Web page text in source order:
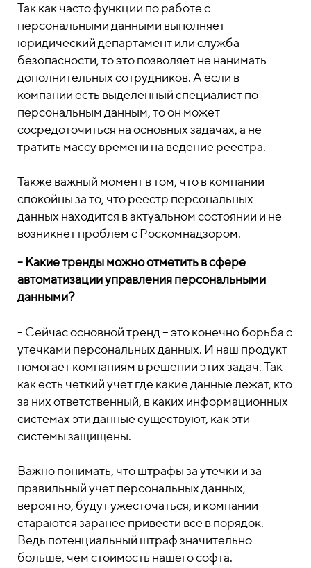
Так как часто функции по работе с
персональными данными выполняет
юридический департамент или служба
безопасности, то это позволяет не нанимать
дополнительных сотрудников. А если в
компании есть выделенный специалист по
персональным данным, то он может
сосредоточиться на основных задачах, а не
тратить массу времени на ведение реестра.
Также важный момент в том, что в компании
спокойны за то, что реестр персональных
данных находится в актуальном состоянии и не
возникнет проблем с Роскомнадзором.
- Какие тренды можно отметить в сфере
автоматизации управления персональными
данными?
- Сейчас основной тренд – это конечно борьба с
утечками персональных данных. И наш продукт
помогает компаниям в решении этих задач. Так
как есть четкий учет где какие данные лежат, кто
за них ответственный, в каких информационных
системах эти данные существуют, как эти
системы защищены.
Важно понимать, что штрафы за утечки и за
правильный учет персональных данных,
вероятно, будут ужесточаться, и компании
стараются заранее привести все в порядок.
Ведь потенциальный штраф значительно
больше, чем стоимость нашего софта.